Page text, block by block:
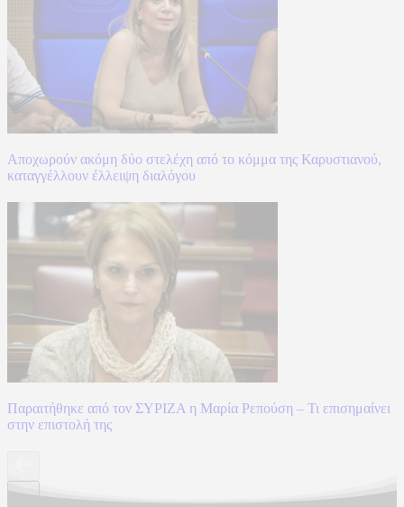
Αποχωρούν ακόμη δύο στελέχη από το κόμμα της Καρυστιανού,
καταγγέλλουν έλλειψη διαλόγου
Παραιτήθηκε από τον ΣΥΡΙΖΑ η Μαρία Ρεπούση – Τι επισημαίνει
στην επιστολή της